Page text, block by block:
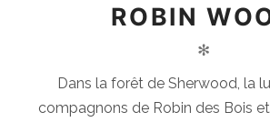
ROBIN
✻
Dans la forêt de Sherwood, la
compagnons de Robin des Bois